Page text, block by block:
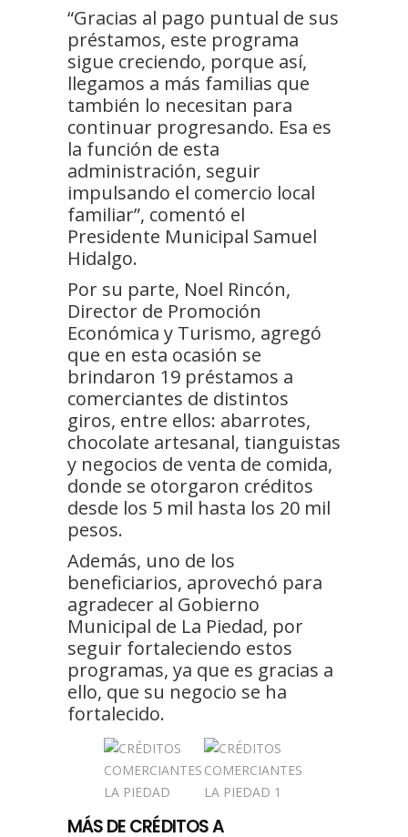
“Gracias al pago puntual de sus
préstamos, este programa
sigue creciendo, porque así,
llegamos a más familias que
también lo necesitan para
continuar progresando. Esa es
la función de esta
administración, seguir
impulsando el comercio local
familiar”, comentó el
Presidente Municipal Samuel
Hidalgo.
Por su parte, Noel Rincón,
Director de Promoción
Económica y Turismo, agregó
que en esta ocasión se
brindaron 19 préstamos a
comerciantes de distintos
giros, entre ellos: abarrotes,
chocolate artesanal, tianguistas
y negocios de venta de comida,
donde se otorgaron créditos
desde los 5 mil hasta los 20 mil
pesos.
Además, uno de los
beneficiarios, aprovechó para
agradecer al Gobierno
Municipal de La Piedad, por
seguir fortaleciendo estos
programas, ya que es gracias a
ello, que su negocio se ha
fortalecido.
MÁS DE CRÉDITOS A